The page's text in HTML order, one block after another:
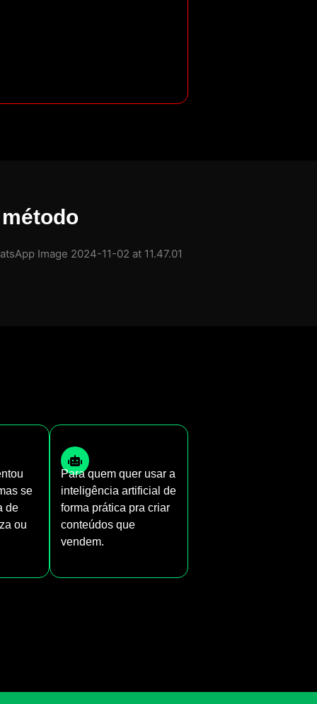
se
de
ou
Para quem quer usar a
inteligência artificial de
forma prática pra criar
conteúdos que
vendem.